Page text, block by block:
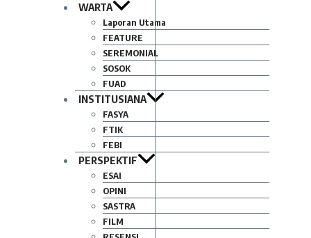
WARTA
Laporan Utama
FEATURE
SEREMONIAL
SOSOK
FUAD
INSTITUSIANA
FASYA
FTIK
FEBI
PERSPEKTIF
ESAI
OPINI
SASTRA
FILM